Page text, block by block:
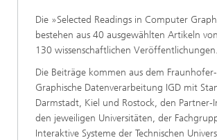
Die »Selected Readings in Computer
bestehen aus 40 ausgewählten Artikeln
130 wissenschaftlichen Veröffentlichungen.
Die Beiträge kommen aus dem
Graphische Datenverarbeitung IGD mit
Darmstadt, Kiel und Rostock, den Partner-
den jeweiligen Universitäten, der
Interaktive Systeme der Technischen